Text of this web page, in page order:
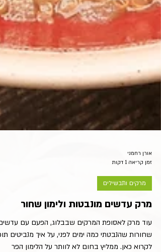
אורן רחמני
זמן קריאה 1 דקות
מרקים ותבשילים
מרק עדשים מונבטות ולימון שחור